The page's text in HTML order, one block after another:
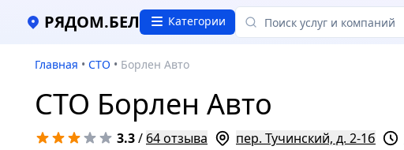
РЯДОМ.БЕЛ Категории
Главная • СТО • Борлен Авто
СТО Борлен Авто
3.3/ 64 отзыва пер. Тучинский, д. 2-1б